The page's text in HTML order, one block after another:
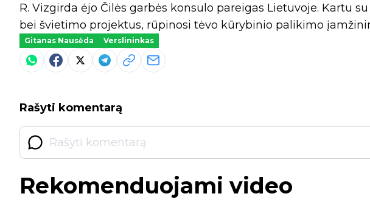
R. Vizgirda ėjo Čilės garbės konsulo pareigas Lietuvoje. Kartu
bei švietimo projektus, rūpinosi tėvo kūrybinio palikimo
Gitanas Nausėda Verslininkas
Rašyti komentarą
Rekomenduojami video